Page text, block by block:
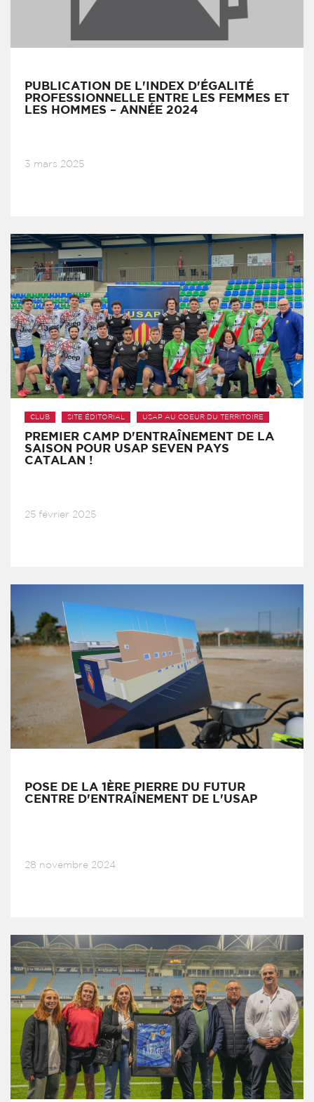
PUBLICATION DE L'INDEX D'ÉGALITÉ
PROFESSIONNELLE ENTRE LES FEMMES ET
LES HOMMES – ANNÉE 2024
3 mars 2025
CLUB SITE ÉDITORIAL USAP AU COEUR DU TERRITOIRE
PREMIER CAMP D'ENTRAÎNEMENT DE LA
SAISON POUR USAP SEVEN PAYS
CATALAN !
25 février 2025
POSE DE LA 1ÈRE PIERRE DU FUTUR
CENTRE D'ENTRAÎNEMENT DE L'USAP
28 novembre 2024